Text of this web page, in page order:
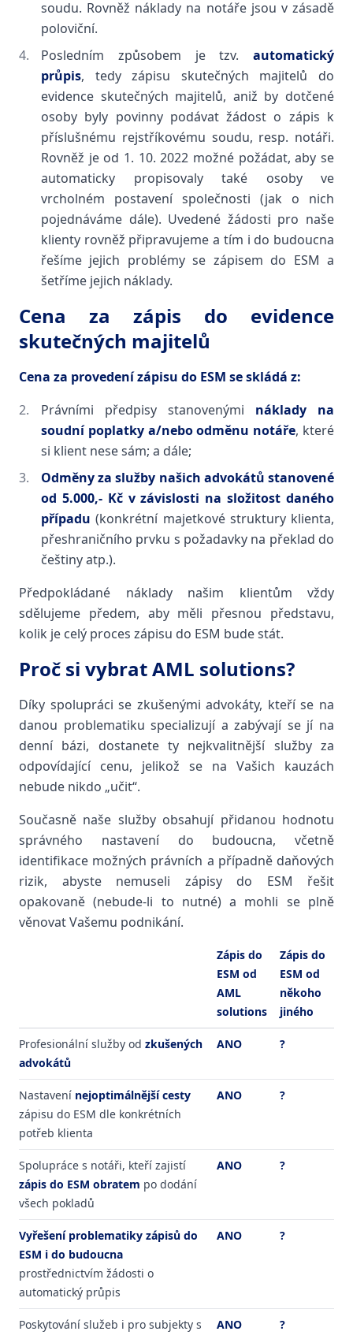
soudu. Rovněž náklady na notáře jsou v zásadě
poloviční.
Posledním způsobem je tzv. automatický
průpis, tedy zápisu skutečných majitelů do
evidence skutečných majitelů, aniž by dotčené
osoby byly povinny podávat žádost o zápis k
příslušnému rejstříkovému soudu, resp. notáři.
Rovněž je od 1. 10. 2022 možné požádat, aby se
automaticky propisovaly také osoby ve
vrcholném postavení společnosti (jak o nich
pojednáváme dále). Uvedené žádosti pro naše
klienty rovněž připravujeme a tím i do budoucna
řešíme jejich problémy se zápisem do ESM a
šetříme jejich náklady.
Cena za zápis do evidence
skutečných majitelů
Cena za provedení zápisu do ESM se skládá z:
Právními předpisy stanovenými náklady na
soudní poplatky a/nebo odměnu notáře, které
si klient nese sám; a dále;
Odměny za služby našich advokátů stanovené
od 5.000,- Kč v závislosti na složitost daného
případu (konkrétní majetkové struktury klienta,
přeshraničního prvku s požadavky na překlad do
češtiny atp.).
Předpokládané náklady našim klientům vždy
sdělujeme předem, aby měli přesnou představu,
kolik je celý proces zápisu do ESM bude stát.
Proč si vybrat AML solutions?
Díky spolupráci se zkušenými advokáty, kteří se na
danou problematiku specializují a zabývají se jí na
denní bázi, dostanete ty nejkvalitnější služby za
odpovídající cenu, jelikož se na Vašich kauzách
nebude nikdo „učit“.
Současně naše služby obsahují přidanou hodnotu
správného nastavení do budoucna, včetně
identifikace možných právních a případně daňových
rizik, abyste nemuseli zápisy do ESM řešit
opakovaně (nebude-li to nutné) a mohli se plně
věnovat Vašemu podnikání.
Zápis do
ESM od
AML
solutions
Zápis do
ESM od
někoho
jiného
Profesionální služby od zkušených
advokátů
ANO ?
Nastavení nejoptimálnější cesty
zápisu do ESM dle konkrétních
potřeb klienta
ANO ?
Spolupráce s notáři, kteří zajistí
zápis do ESM obratem po dodání
všech pokladů
ANO ?
Vyřešení problematiky zápisů do
ESM i do budoucna
prostřednictvím žádosti o
automatický průpis
ANO ?
Poskytování služeb i pro subjekty s ANO ?